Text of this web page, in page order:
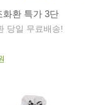
화환 특가 3단
당일 무료배송!